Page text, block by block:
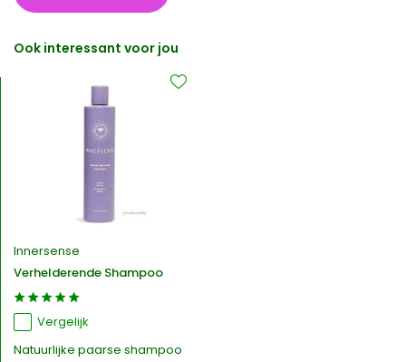
Ook interessant voor jou
Innersense
Verhelderende Shampoo
Vergelijk
Natuurlijke paarse shampoo